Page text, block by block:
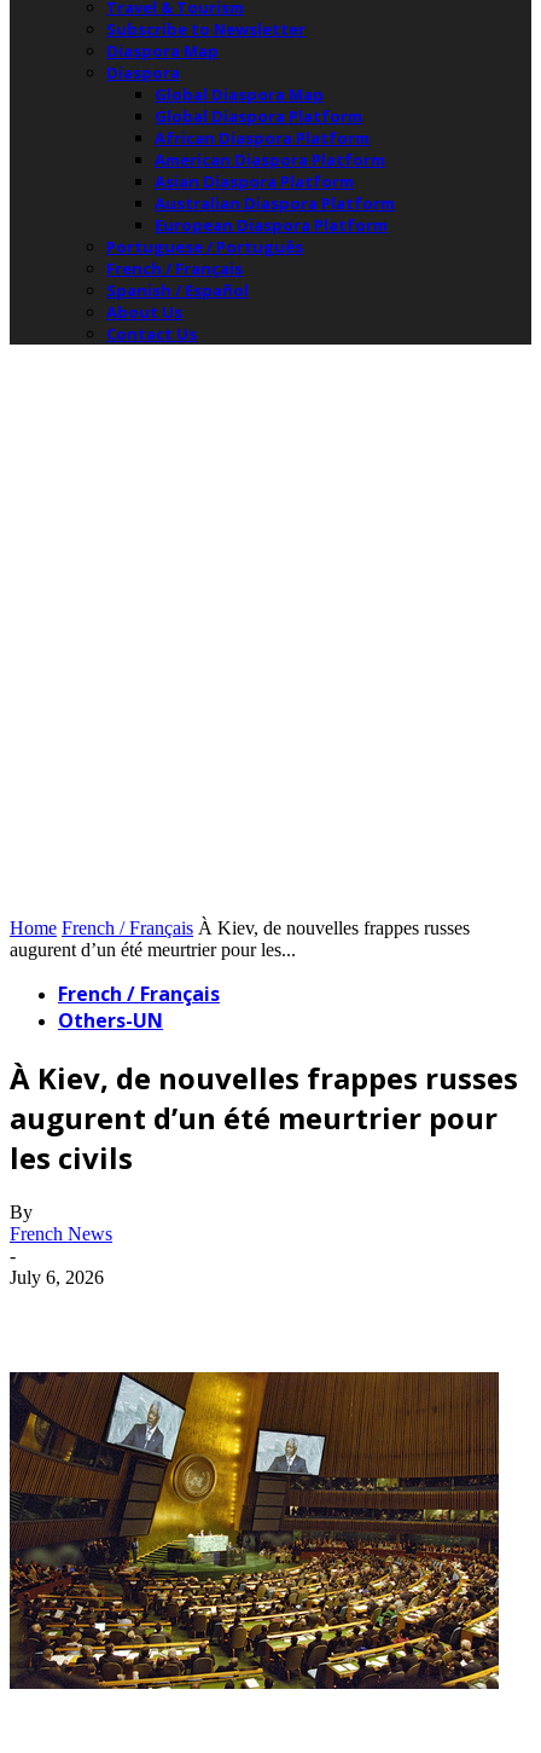
Travel & Tourism
Subscribe to Newsletter
Diaspora Map
Diaspora
Global Diaspora Map
Global Diaspora Platform
African Diaspora Platform
American Diaspora Platform
Asian Diaspora Platform
Australian Diaspora Platform
European Diaspora Platform
Portuguese / Português
French / Français
Spanish / Español
About Us
Contact Us
Home French / Français À Kiev, de nouvelles frappes russes
augurent d’un été meurtrier pour les...
French / Français
Others-UN
À Kiev, de nouvelles frappes russes
augurent d’un été meurtrier pour
les civils
By
French News
-
July 6, 2026